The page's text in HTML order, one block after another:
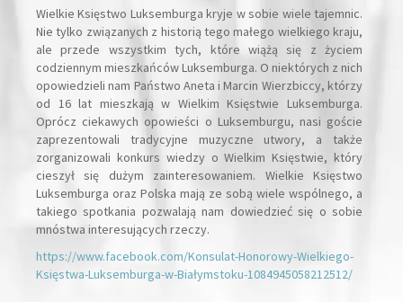
Wielkie Księstwo Luksemburga kryje w sobie wiele tajemnic.
Nie tylko związanych z historią tego małego wielkiego kraju,
ale przede wszystkim tych, które wiążą się z życiem
codziennym mieszkańców Luksemburga. O niektórych z nich
opowiedzieli nam Państwo Aneta i Marcin Wierzbiccy, którzy
od 16 lat mieszkają w Wielkim Księstwie Luksemburga.
Oprócz ciekawych opowieści o Luksemburgu, nasi goście
zaprezentowali tradycyjne muzyczne utwory, a także
zorganizowali konkurs wiedzy o Wielkim Księstwie, który
cieszył się dużym zainteresowaniem. Wielkie Księstwo
Luksemburga oraz Polska mają ze sobą wiele wspólnego, a
takiego spotkania pozwalają nam dowiedzieć się o sobie
mnóstwa interesujących rzeczy.
https://www.facebook.com/Konsulat-Honorowy-Wielkiego-
Księstwa-Luksemburga-w-Białymstoku-1084945058212512/